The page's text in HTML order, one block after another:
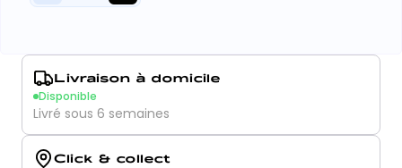
Livraison à domicile
Disponible
Livré sous 6 semaines
Click & collect